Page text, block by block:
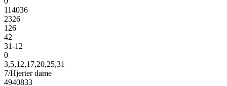
114036
2326
126
42
31-12
0
3,5,12,17,20,25,31
7/Hjerter dame
4940833